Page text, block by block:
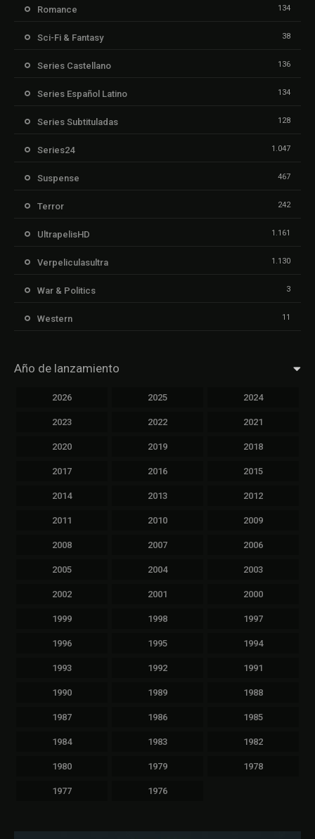
Romance 134
Sci-Fi & Fantasy 38
Series Castellano 136
Series Español Latino 134
Series Subtituladas 128
Series24 1.047
Suspense 467
Terror 242
UltrapelisHD 1.161
Verpeliculasultra 1.130
War & Politics 3
Western 11
Año de lanzamiento
2026 2025 2024
2023 2022 2021
2020 2019 2018
2017 2016 2015
2014 2013 2012
2011 2010 2009
2008 2007 2006
2005 2004 2003
2002 2001 2000
1999 1998 1997
1996 1995 1994
1993 1992 1991
1990 1989 1988
1987 1986 1985
1984 1983 1982
1980 1979 1978
1977 1976